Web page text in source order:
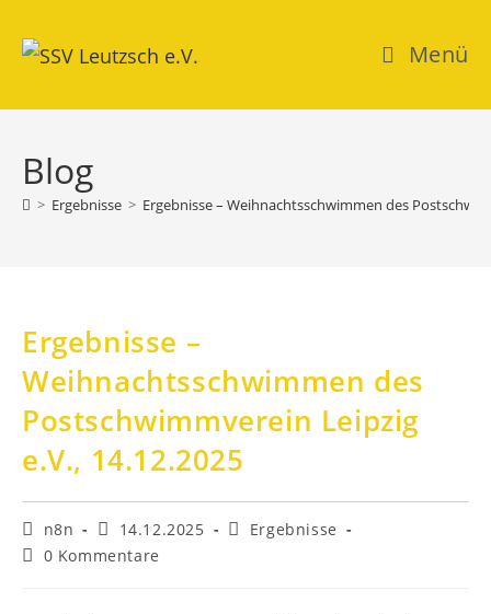
Inhalt
springen
Menü
Blog
> Ergebnisse > Ergebnisse – Weihnachtsschwimmen des
Ergebnisse –
Weihnachtsschwimmen des
Postschwimmverein Leipzig
e.V., 14.12.2025
Beitrags-
Autor:
n8n
Beitrag
veröffentlicht:
14.12.2025
Beitrags-
Ergebnisse
Beitrags-
0 Kommentare